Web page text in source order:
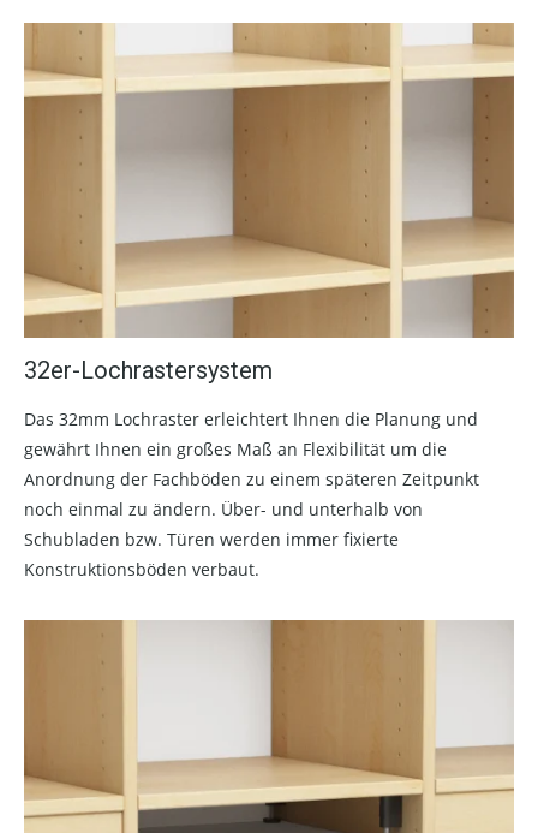
32er-Lochrastersystem
Das 32mm Lochraster erleichtert Ihnen die Planung und
gewährt Ihnen ein großes Maß an Flexibilität um die
Anordnung der Fachböden zu einem späteren Zeitpunkt
noch einmal zu ändern. Über- und unterhalb von
Schubladen bzw. Türen werden immer fixierte
Konstruktionsböden verbaut.